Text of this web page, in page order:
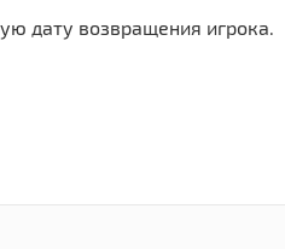
дату возвращения игрока.